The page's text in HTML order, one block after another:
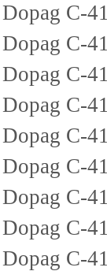
Dopag C-
Dopag C-
Dopag C-
Dopag C-
Dopag C-
Dopag C-
Dopag C-
Dopag C-
Dopag C-